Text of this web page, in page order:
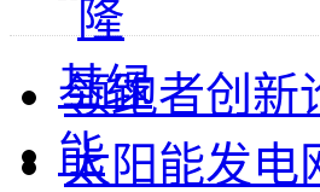
领跑者创新
太阳能发电